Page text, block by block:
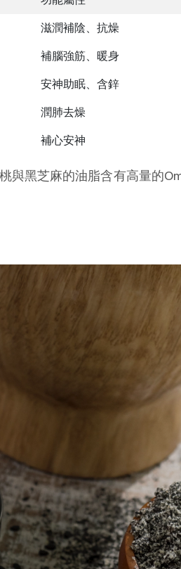
滋潤補陰、抗燥
補腦強筋、暖身
安神助眠、含鋅
潤肺去燥
補心安神
與黑芝麻的油脂含有高量的